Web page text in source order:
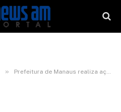
» Prefeitura de Manaus realiza ação educativa alusiva ao Dia Mundial contra a Raiva